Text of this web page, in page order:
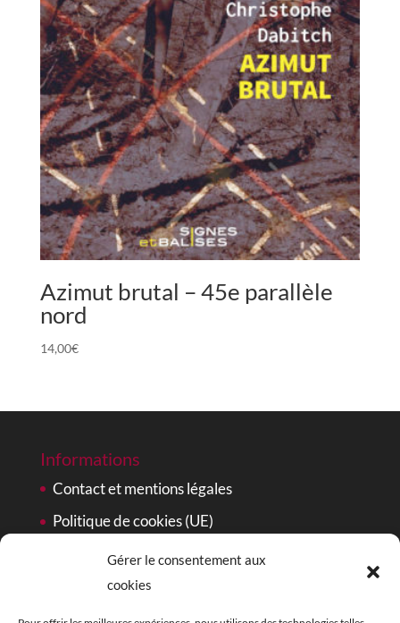
Gérer le consentement aux
cookies
Azimut brutal – 45e parallèle
nord
14,00€
Informations
Contact et mentions légales
Politique de cookies (UE)
Signes et Balises sur les réseaux
Facebook